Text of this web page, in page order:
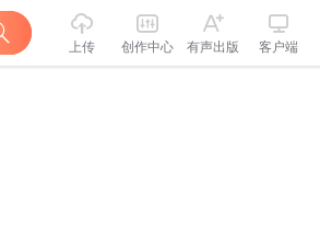
上传 创作中心 有声出版 客户端